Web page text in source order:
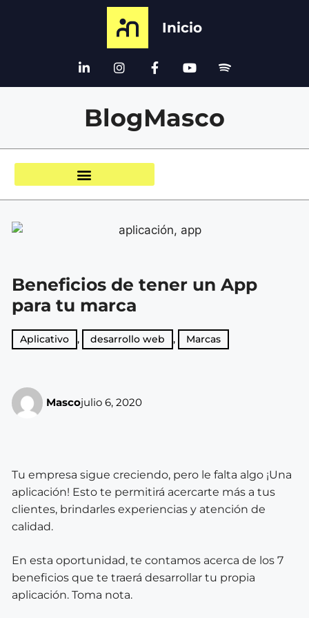
Inicio
BlogMasco
Beneficios de tener un App
para tu marca
Aplicativo , desarrollo web , Marcas
Mascojulio 6, 2020
Tu empresa sigue creciendo, pero le falta algo ¡Una
aplicación! Esto te permitirá acercarte más a tus
clientes, brindarles experiencias y atención de
calidad.
En esta oportunidad, te contamos acerca de los 7
beneficios que te traerá desarrollar tu propia
aplicación. Toma nota.